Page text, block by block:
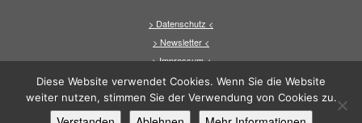
> Datenschutz <
> Newsletter <
> Impressum <
Diese Website verwendet Cookies. Wenn Sie die Website
weiter nutzen, stimmen Sie der Verwendung von Cookies zu.